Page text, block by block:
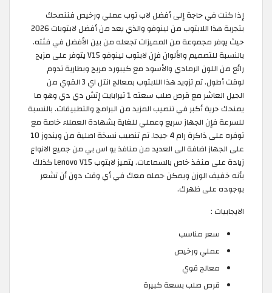
إذا كنت في حاجة إلى أفضل لاب توب عملي ورخيص فننصحك
بتجربة هذا اللابتوب من لينوفو والذي يعد من أفضل لابتوبات 2026
حيث يوفر مجموعة من المميزات تجعله من بين الأفضل في فئته.
بالنسبة للتصميم والألوان فإن لابتوب لينوفو V15 يتوفر على مزيج
رائع من اللون الرمادي والأسود مع كيبورد مريح وبطارية تدوم
لوقت أطول. تم تزويد هذا اللابتوب بمعالج انتل اي 3 القوي من
الجيل العاشر مع قرص صلب سعته 1 تيرابايت إتش دي دي وهو ما
يمنحك حرية أكبر في تنصيب المزيد من البرامج والتطبيقات. بالنسبة
للسرعة فإن الجهاز سريع وعملي للغاية بشهادة العملاء خاصة مع
توفره على ذاكرة رام 4 جيجا. تم تنصيب نسخة اصلية من ويندوز 10
على الجهاز اضافة الى العديد من منافذ يو اس بي من جميع الانواع
زيادة على منفذ خاص بالسماعات. يتميز لابتوب Lenovo V15 كذلك
بأنه خفيف الوزن ويمكن حمله معك في أي وقت دون أن تشعر
بوجوده على ظهرك.
الايجابيات :
سعر مناسب
عملي ورخيص
معالج قوي
قرص صلب بسعة كبيرة